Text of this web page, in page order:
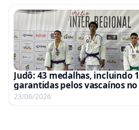
Judô: 43 medalhas, incluindo
garantidas pelos vascaínos
Regional
23/06/2026